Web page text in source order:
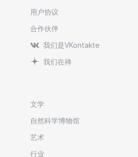
用户协议
合作伙伴
我们是VKontakte
我们在禅
文学
自然科学博物馆
艺术
行业